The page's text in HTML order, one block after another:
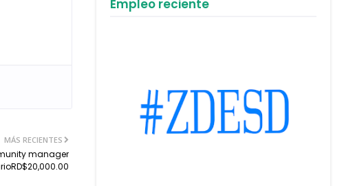
MÁS RECIENTES
manager
Empleo reciente